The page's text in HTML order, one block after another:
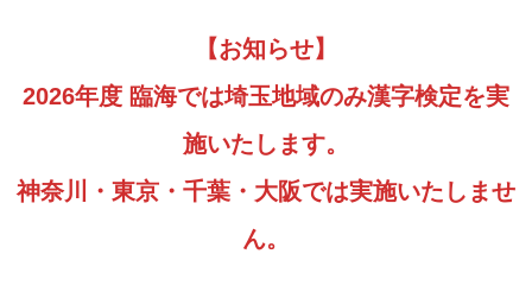
【お知らせ】
2026年度 臨海では埼玉地域のみ漢字検定を実
施いたします。
神奈川・東京・千葉・大阪では実施いたしませ
ん。